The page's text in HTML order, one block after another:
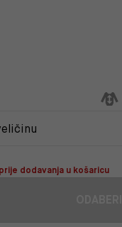
dodavanja u košaricu